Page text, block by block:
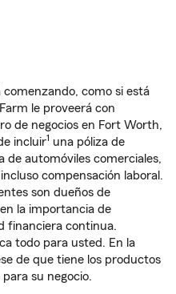
comenzando, como si está
le proveerá con
de negocios en Fort Worth,
incluir1 una póliza de
de automóviles comerciales,
compensación laboral.
son dueños de
la importancia de
financiera continua.
todo para usted. En la
de que tiene los productos
su negocio.